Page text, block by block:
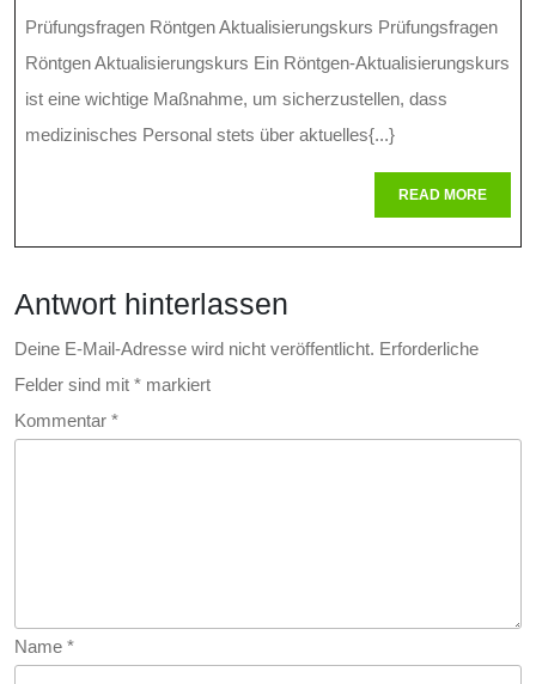
Im
Röntgen-
Prüfungsfragen Röntgen Aktualisierungskurs Prüfungsfragen
Röntgen Aktualisierungskurs Ein Röntgen-Aktualisierungskurs
ist eine wichtige Maßnahme, um sicherzustellen, dass
medizinisches Personal stets über aktuelles{...}
READ MOREREAD
MORE
Antwort hinterlassen
Deine E-Mail-Adresse wird nicht veröffentlicht. Erforderliche
Felder sind mit * markiert
Kommentar *
Name *